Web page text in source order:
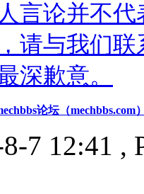
言论并不
请与我们
深歉意。
论坛（mechbbs.com
7 12:41 ,